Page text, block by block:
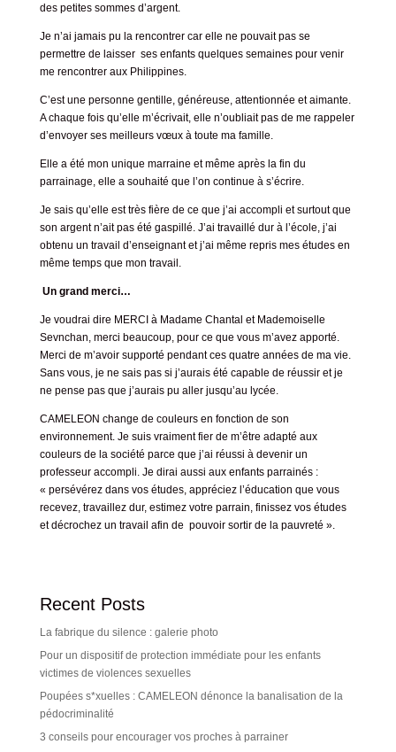
des petites sommes d’argent.
Je n’ai jamais pu la rencontrer car elle ne pouvait pas se
permettre de laisser ses enfants quelques semaines pour venir
me rencontrer aux Philippines.
C’est une personne gentille, généreuse, attentionnée et aimante.
A chaque fois qu’elle m’écrivait, elle n’oubliait pas de me rappeler
d’envoyer ses meilleurs vœux à toute ma famille.
Elle a été mon unique marraine et même après la fin du
parrainage, elle a souhaité que l’on continue à s’écrire.
Je sais qu’elle est très fière de ce que j’ai accompli et surtout que
son argent n’ait pas été gaspillé. J’ai travaillé dur à l’école, j’ai
obtenu un travail d’enseignant et j’ai même repris mes études en
même temps que mon travail.
Un grand merci…
Je voudrai dire MERCI à Madame Chantal et Mademoiselle
Sevnchan, merci beaucoup, pour ce que vous m’avez apporté.
Merci de m’avoir supporté pendant ces quatre années de ma vie.
Sans vous, je ne sais pas si j’aurais été capable de réussir et je
ne pense pas que j’aurais pu aller jusqu’au lycée.
CAMELEON change de couleurs en fonction de son
environnement. Je suis vraiment fier de m’être adapté aux
couleurs de la société parce que j’ai réussi à devenir un
professeur accompli. Je dirai aussi aux enfants parrainés :
« persévérez dans vos études, appréciez l’éducation que vous
recevez, travaillez dur, estimez votre parrain, finissez vos études
et décrochez un travail afin de pouvoir sortir de la pauvreté ».
Recent Posts
La fabrique du silence : galerie photo
Pour un dispositif de protection immédiate pour les enfants
victimes de violences sexuelles
Poupées s*xuelles : CAMELEON dénonce la banalisation de la
pédocriminalité
3 conseils pour encourager vos proches à parrainer